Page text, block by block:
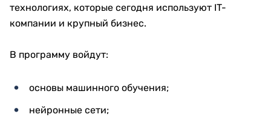
технологиях, которые сегодня используют IT-
компании и крупный бизнес.
В программу войдут:
основы машинного обучения;
нейронные сети;